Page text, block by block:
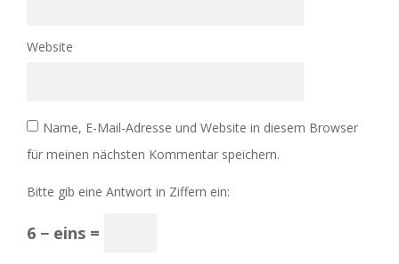
Website
Name, E-Mail-Adresse und Website in diesem Browser
für meinen nächsten Kommentar speichern.
Bitte gib eine Antwort in Ziffern ein:
6 − eins =